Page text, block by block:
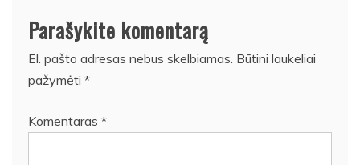
Parašykite komentarą
El. pašto adresas nebus skelbiamas. Būtini laukeliai
pažymėti *
Komentaras *